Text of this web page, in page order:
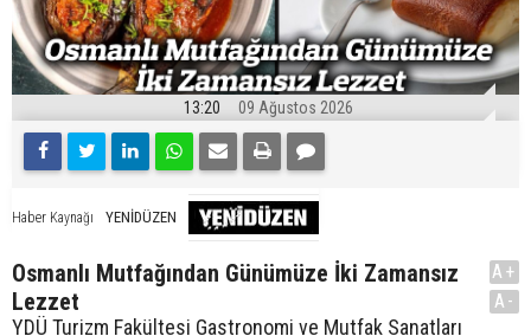
13:20 09 Ağustos 2026
Haber Kaynağı YENİDÜZEN
Osmanlı Mutfağından Günümüze İki Zamansız
Lezzet
YDÜ Turizm Fakültesi Gastronomi ve Mutfak Sanatları
A+
A-